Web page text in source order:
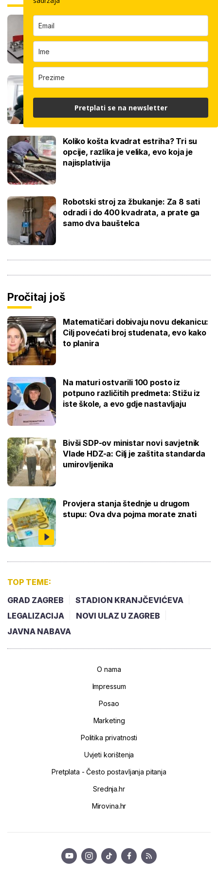
100 kvadrata
Ovo je cijena kvadrata krečenja,
znamo i jeste li napravili dobro ako ste
Koliko košta kvadrat estriha? Tri su
opcije, razlika je velika, evo koja je
najisplativija
Robotski stroj za žbukanje: Za 8 sati
odradi i do 400 kvadrata, a prate ga
samo dva bauštelca
Pročitaj još
Matematičari dobivaju novu dekanicu:
Cilj povećati broj studenata, evo kako
to planira
Na maturi ostvarili 100 posto iz
potpuno različitih predmeta: Stižu iz
iste škole, a evo gdje nastavljaju
Bivši SDP-ov ministar novi savjetnik
Vlade HDZ-a: Cilj je zaštita standarda
umirovljenika
Provjera stanja štednje u drugom
stupu: Ova dva pojma morate znati
TOP TEME:
GRAD ZAGREB
STADION KRANJČEVIĆEVA
LEGALIZACIJA
NOVI ULAZ U ZAGREB
JAVNA NABAVA
O nama
Impressum
Posao
Marketing
Politika privatnosti
Uvjeti korištenja
Pretplata - Često postavljanja pitanja
Srednja.hr
Mirovina.hr
Pretplati se na newsletter